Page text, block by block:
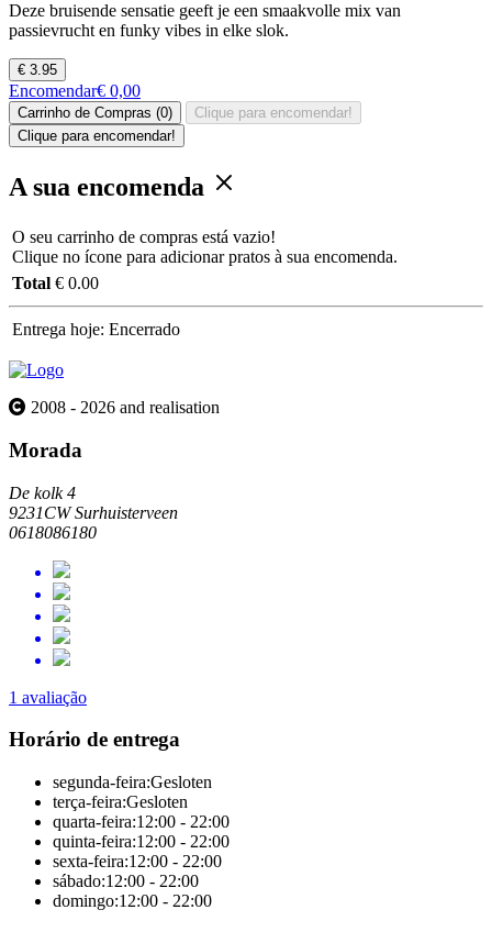
Deze bruisende sensatie geeft je een smaakvolle mix van
passievrucht en funky vibes in elke slok.
€ 3.95
Encomendar€ 0,00
Carrinho de Compras (0)
Clique para encomendar!
Clique para encomendar!
A sua encomenda
O seu carrinho de compras está vazio!
Clique no ícone para adicionar pratos à sua encomenda.
Total € 0.00
Entrega hoje: Encerrado
2008 - 2026 and realisation
Morada
De kolk 4
9231CW Surhuisterveen
0618086180
1 avaliação
Horário de entrega
segunda-feira:Gesloten
terça-feira:Gesloten
quarta-feira:12:00 - 22:00
quinta-feira:12:00 - 22:00
sexta-feira:12:00 - 22:00
sábado:12:00 - 22:00
domingo:12:00 - 22:00